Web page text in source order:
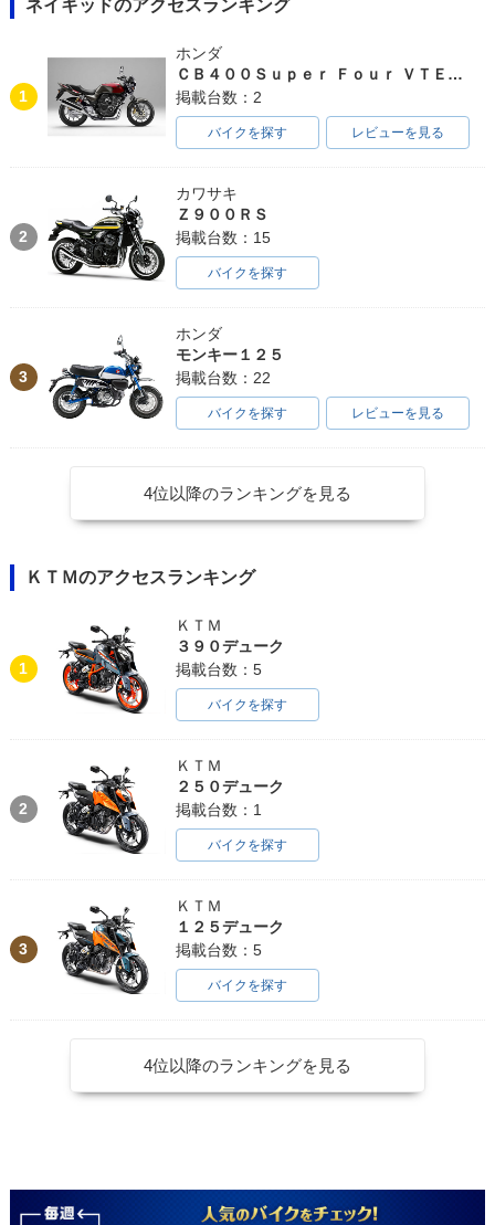
ネイキッドのアクセスランキング
1
ホンダ
ＣＢ４００Ｓｕｐｅｒ Ｆｏｕｒ ＶＴＥＣ ＳＰＥＣ３
掲載台数：2
バイクを探す レビューを見る
2
カワサキ
Ｚ９００ＲＳ
掲載台数：15
バイクを探す
3
ホンダ
モンキー１２５
掲載台数：22
バイクを探す レビューを見る
4位以降のランキングを見る
ＫＴＭのアクセスランキング
1
ＫＴＭ
３９０デューク
掲載台数：5
バイクを探す
2
ＫＴＭ
２５０デューク
掲載台数：1
バイクを探す
3
ＫＴＭ
１２５デューク
掲載台数：5
バイクを探す
4位以降のランキングを見る